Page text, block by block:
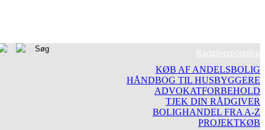
Rådgiverportalen
KØB AF ANDELSBOLIG
HÅNDBOG TIL HUSBYGGERE
ADVOKATFORBEHOLD
TJEK DIN RÅDGIVER
BOLIGHANDEL FRA A-Z
PROJEKTKØB